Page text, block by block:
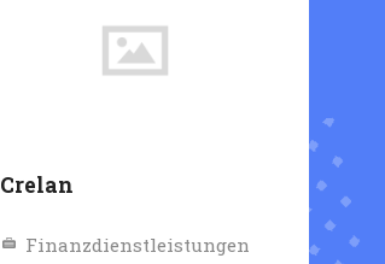
Crelan
Finanzdienstleistungen